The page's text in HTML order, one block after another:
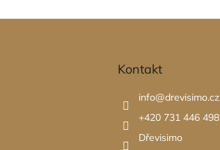
Kontakt
info@drevisimo.cz
+420 731 446 498
Dřevisimo